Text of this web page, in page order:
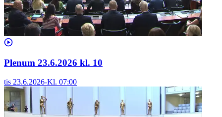
Plenum 23.6.2026 kl. 10
tis 23.6.2026-Kl. 07:00